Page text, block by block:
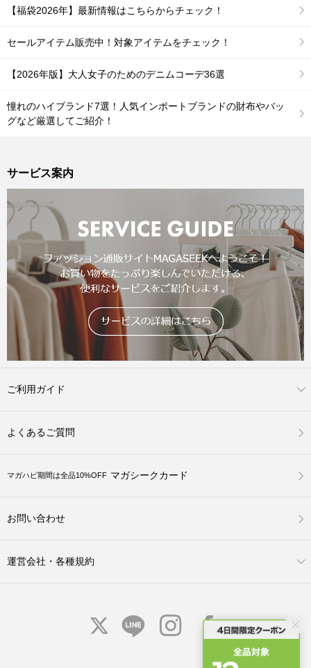
【福袋2026年】最新情報はこちらからチェック！
セールアイテム販売中！対象アイテムをチェック！
【2026年版】大人女子のためのデニムコーデ36選
憧れのハイブランド7選！人気インポートブランドの財布やバッ
グなど厳選してご紹介！
サービス案内
ご利用ガイド
よくあるご質問
マガハピ期間は全品10%OFF マガシークカード
お問い合わせ
運営会社・各種規約